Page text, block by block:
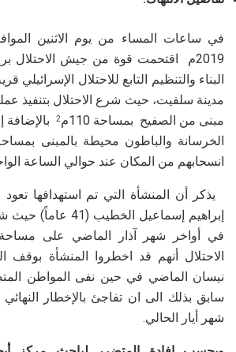
2019م اقتحمت قوة من جيش
البناء والتنظيم التابع للاحتلال
مدينة سلفيت، حيث شرع الاحتلال بتنفيذ
مبنى من الصفيح بمساحة 110م
2
الخرسانة والباطون محيطة بالمبنى بمساحة
انسحابهم من المكان عند حوالي الساعة
يذكر أن المنشأة التي تم استهدافها
إبراهيم إسماعيل
في أواخر شهر آذار الماضي على مساحة
الاحتلال أنهم قد اخطروا المنشأة بوقف
نيسان الماضي في حين نفى المواطن
سابق بذلك الى ان تفاجئ بالإخطار
شهر أيار الحالي.